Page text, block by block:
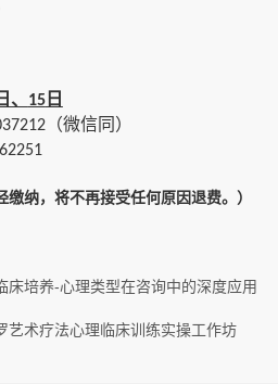
、 15日
（微信同）
缴纳，将不再接受任何原因退费。）
床培养-心理类型在咨询中的深度应用
术疗法心理临床训练实操工作坊